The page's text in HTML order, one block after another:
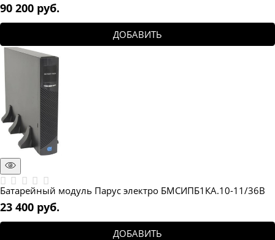
90 200 руб.
ДОБАВИТЬ
Батарейный модуль Парус электро БМСИПБ1КА.10-11/36В
23 400 руб.
ДОБАВИТЬ